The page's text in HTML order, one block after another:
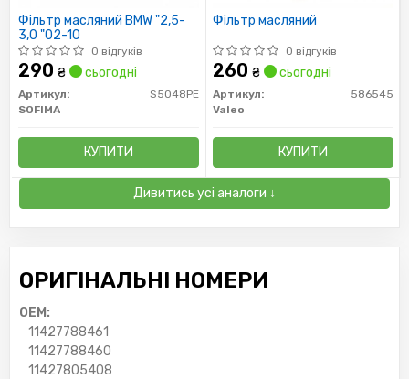
Фільтр масляний BMW "2,5-
3,0 "02-10
0 відгуків
290 ₴ сьогодні
Артикул:
S5048PE
SOFIMA
КУПИТИ
Фільтр масляний
0 відгуків
260 ₴ сьогодні
Артикул:
586545
Valeo
КУПИТИ
Дивитись усі аналоги ↓
ОРИГІНАЛЬНІ НОМЕРИ
OEM:
11427788461
11427788460
11427805408